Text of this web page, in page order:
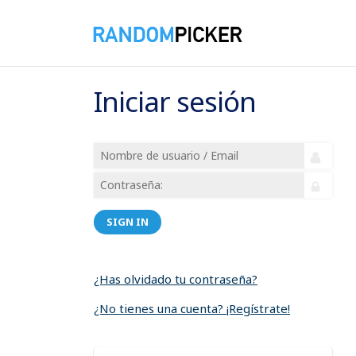
Iniciar sesión
SIGN IN
¿Has olvidado tu contraseña?
¿No tienes una cuenta? ¡Regístrate!